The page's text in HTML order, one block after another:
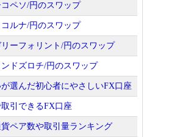
コペソ/円のスワップ
ルナ/円のスワップ
ーフォリント/円のスワップ
ドズロチ/円のスワップ
選んだ初心者にやさしいFX口座
引できるFX口座
ペア数や取引量ランキング